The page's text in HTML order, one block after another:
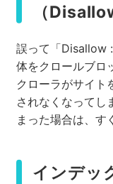
（
誤って「Disallow
体をクロールブロ
クローラがサイト
されなくなってし
まった場合は、す
インデッ